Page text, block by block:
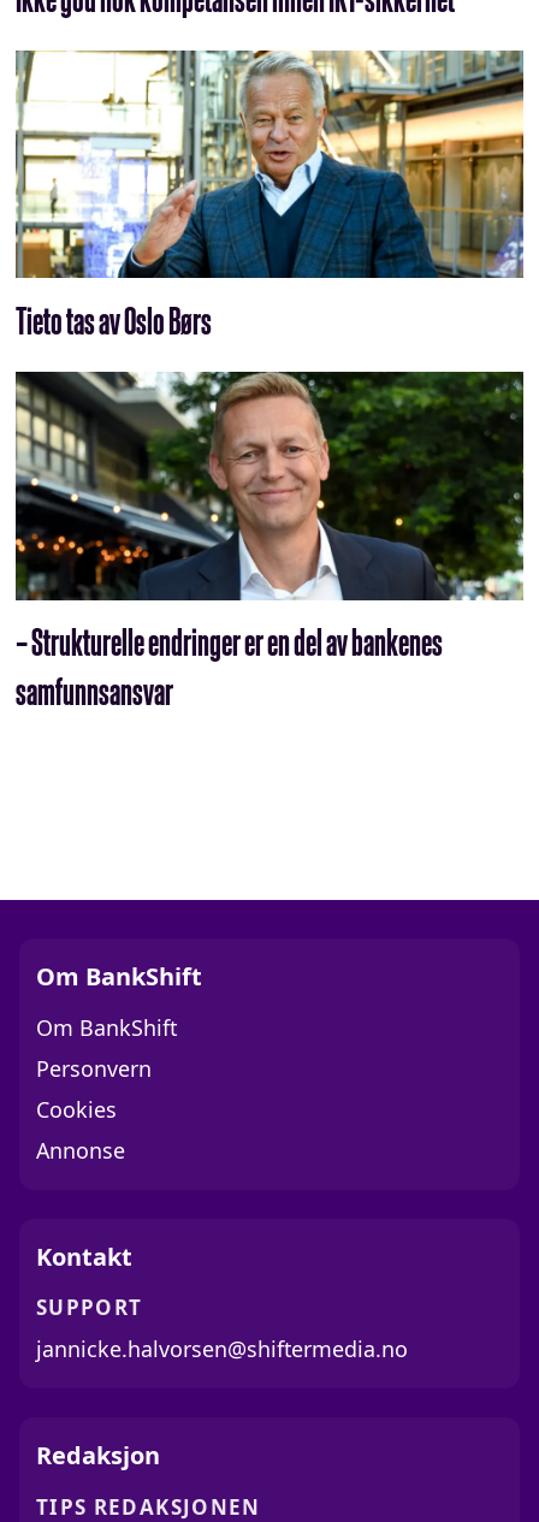
Tieto tas av Oslo Børs
– Strukturelle endringer er en del av bankenes
samfunnsansvar
Om BankShift
Om BankShift
Personvern
Cookies
Annonse
Kontakt
SUPPORT
jannicke.halvorsen@shiftermedia.no
Redaksjon
TIPS REDAKSJONEN